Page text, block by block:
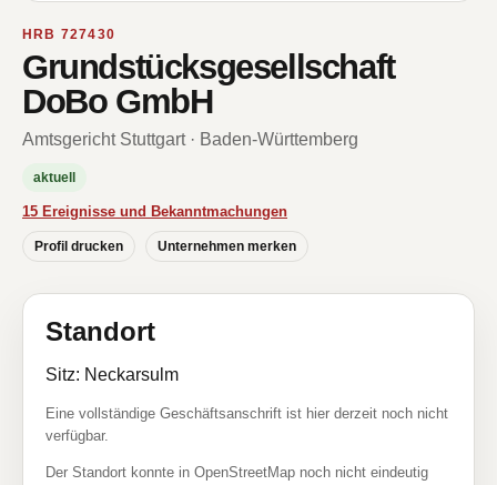
HRB 727430
Grundstücksgesellschaft
DoBo GmbH
Amtsgericht Stuttgart · Baden-Württemberg
aktuell
15 Ereignisse und Bekanntmachungen
Profil drucken Unternehmen merken
Standort
Sitz: Neckarsulm
Eine vollständige Geschäftsanschrift ist hier derzeit noch nicht
verfügbar.
Der Standort konnte in OpenStreetMap noch nicht eindeutig